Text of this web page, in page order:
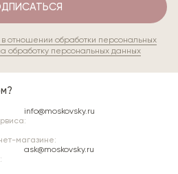
в отношении обработки персональных
обработку персональных данных
info@moskovsky.ru
магазине:
ask@moskovsky.ru